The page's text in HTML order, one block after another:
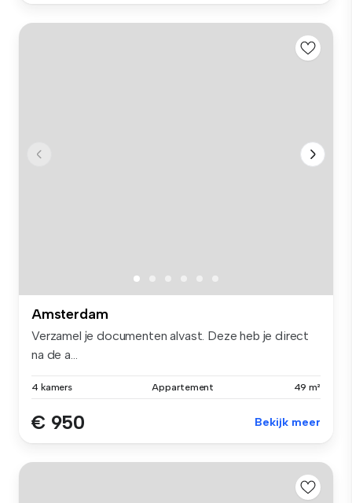
Amsterdam
Verzamel je documenten alvast. Deze heb je direct
na de a...
4 kamers Appartement 49 m²
€ 950 Bekijk meer